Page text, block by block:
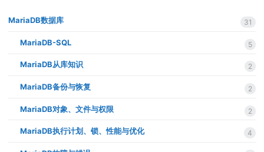
MariaDB数据库 31
MariaDB-SQL 5
MariaDB从库知识 2
MariaDB备份与恢复 2
MariaDB对象、文件与权限 2
MariaDB执行计划、锁、性能与优化 4